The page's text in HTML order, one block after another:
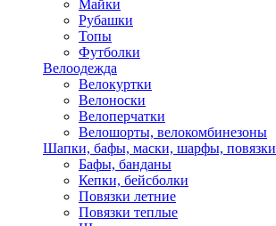
Майки
Рубашки
Топы
Футболки
Велоодежда
Велокуртки
Велоноски
Велоперчатки
Велошорты, велокомбинезоны
Шапки, бафы, маски, шарфы, повязки
Бафы, банданы
Кепки, бейсболки
Повязки летние
Повязки теплые